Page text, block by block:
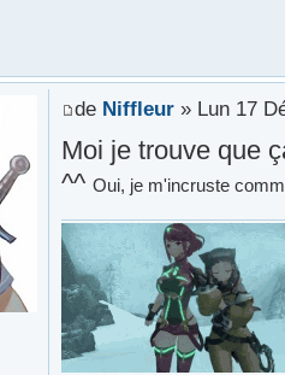
de Niffleur» Lun 17
Moi je trouve que
^^ Oui, je m'incruste